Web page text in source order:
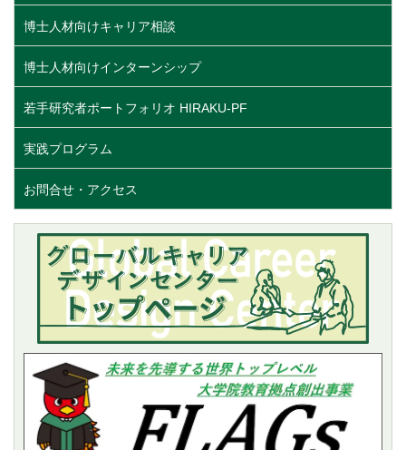
博士人材向けキャリア相談
博士人材向けインターンシップ
若手研究者ポートフォリオ HIRAKU-PF
実践プログラム
お問合せ・アクセス